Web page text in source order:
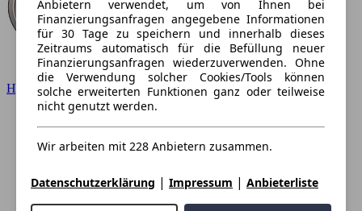
Hyundai
Anbietern verwendet, um von Ihnen bei
Finanzierungsanfragen angegebene Informationen
für 30 Tage zu speichern und innerhalb dieses
Zeitraums automatisch für die Befüllung neuer
Finanzierungsanfragen wiederzuverwenden. Ohne
die Verwendung solcher Cookies/Tools können
solche erweiterten Funktionen ganz oder teilweise
nicht genutzt werden.
Wir arbeiten mit 228 Anbietern zusammen.
Datenschutzerklärung | Impressum | Anbieterliste